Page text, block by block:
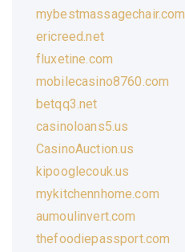
mybestmassagechair.com
ericreed.net
fluxetine.com
mobilecasino8760.com
betqq3.net
casinoloans5.us
CasinoAuction.us
kipooglecouk.us
mykitchennhome.com
aumoulinvert.com
thefoodiepassport.com